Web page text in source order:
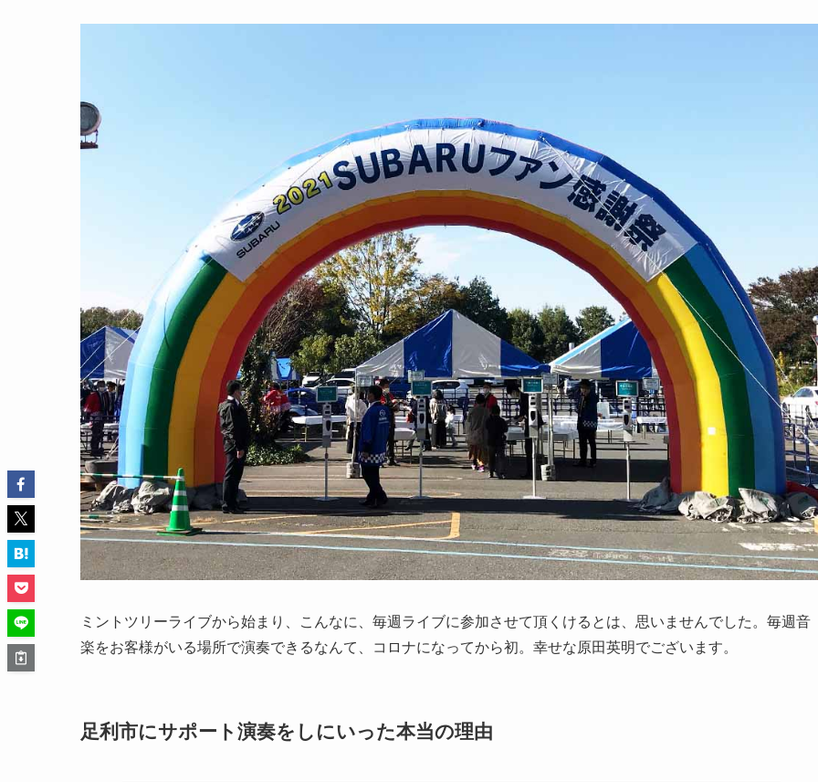
ミントツリーライブから始まり、こんなに、毎週ライブに参加させて頂くけるとは、思いませんでした。毎週音
楽をお客様がいる場所で演奏できるなんて、コロナになってから初。幸せな原田英明でございます。
足利市にサポート演奏をしにいった本当の理由